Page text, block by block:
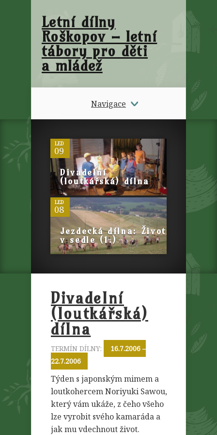
Letní dílny
Roškopov – letní
tábory pro děti
a mládež
Navigace
LED
09
Divadelní
(loutkářská) dílna
LED
08
0
Jezdecká dílna: Život
v sedle (1.)
Divadelní
(loutkářská)
dílna
TERMÍN DÍLNY:
16.7.2006 –
22.7.2006
Týden s japonským mimem a
loutkohercem Noriyuki Sawou,
který vám ukáže, z čeho všeho
lze vyrobit svého kamaráda a
jak mu vdechnout život.